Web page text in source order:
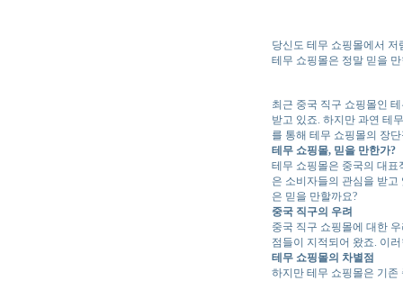
당신도 테무 쇼핑몰에서
테무 쇼핑몰은 정말 믿을
최근 중국 직구 쇼핑몰인
받고 있죠. 하지만 과연 테
를 통해 테무 쇼핑몰의 장
테무 쇼핑몰, 믿을 만한가?
테무 쇼핑몰은 중국의 대표
은 소비자들의 관심을 받
은 믿을 만할까요?
중국 직구의 우려
중국 직구 쇼핑몰에 대한
점들이 지적되어 왔죠. 이
테무 쇼핑몰의 차별점
하지만 테무 쇼핑몰은 기